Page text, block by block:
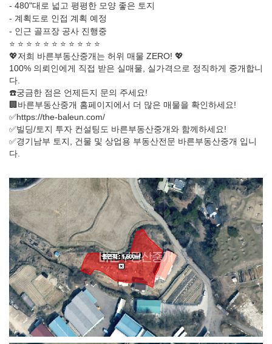
- 480"대로 넓고 평평한 모양 좋은 토지
- 계획도로 인접 계획 예정
- 인근 골프장 공사 진행중
⭐️ ⭐️ ⭐️ ⭐️ ⭐️ ⭐️ ⭐️ ⭐️ ⭐️ ⭐️ ⭐️
💖저희 바른부동산중개는 허위 매물 ZERO! 💖
100% 의뢰인에게 직접 받은 실매물, 실가격으로 정직하게 중개합니
다.
☎️궁금한 점은 언제든지 문의 주세요!
🏢바른부동산중개 홈페이지에서 더 많은 매물을 확인하세요!
✅https://the-baleun.com/
✅빌딩/토지 투자 컨설팅도 바른부동산중개와 함께하세요!
✅경기남부 토지, 건물 및 상업용 부동산전문 바른부동산중개 입니
다.